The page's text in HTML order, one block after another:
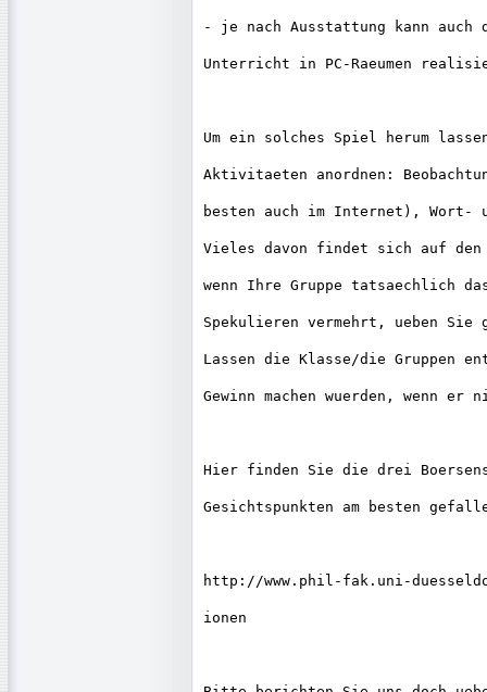
- je nach Ausstattung kann
Unterricht in PC-Raeumen
Um ein solches Spiel herum
Aktivitaeten anordnen:
besten auch im Internet), Wort-
Vieles davon findet sich auf den
wenn Ihre Gruppe tatsaechlich
Spekulieren vermehrt, ueben
Lassen die Klasse/die Gruppen
Gewinn machen wuerden, wenn
Hier finden Sie die drei
Gesichtspunkten am besten
http://www.phil-fak.uni-
ionen